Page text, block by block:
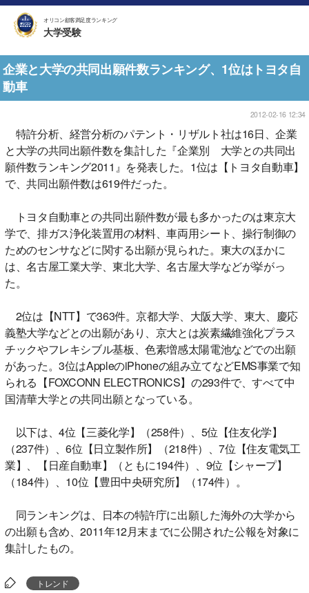
オリコン顧客満足度ランキング
大学受験
企業と大学の共同出願件数ランキング、1位はトヨタ自
動車
2012-02-16 12:34
特許分析、経営分析のパテント・リザルト社は16日、企業
と大学の共同出願件数を集計した『企業別 大学との共同出
願件数ランキング2011』を発表した。1位は【トヨタ自動車】
で、共同出願件数は619件だった。
トヨタ自動車との共同出願件数が最も多かったのは東京大
学で、排ガス浄化装置用の材料、車両用シート、操行制御の
ためのセンサなどに関する出願が見られた。東大のほかに
は、名古屋工業大学、東北大学、名古屋大学などが挙がっ
た。
2位は【NTT】で363件。京都大学、大阪大学、東大、慶応
義塾大学などとの出願があり、京大とは炭素繊維強化プラス
チックやフレキシブル基板、色素増感太陽電池などでの出願
があった。3位はAppleのiPhoneの組み立てなどEMS事業で知
られる【FOXCONN ELECTRONICS】の293件で、すべて中
国清華大学との共同出願となっている。
以下は、4位【三菱化学】（258件）、5位【住友化学】
（237件）、6位【日立製作所】（218件）、7位【住友電気工
業】、【日産自動車】（ともに194件）、9位【シャープ】
（184件）、10位【豊田中央研究所】（174件）。
同ランキングは、日本の特許庁に出願した海外の大学から
の出願も含め、2011年12月末までに公開された公報を対象に
集計したもの。
トレンド